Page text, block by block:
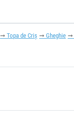
Topa de Criș Gheghie